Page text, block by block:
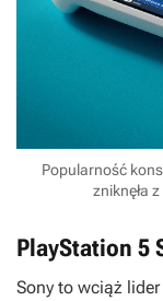
Popularność
zniknęła
PlayStation 5
Sony to wciąż